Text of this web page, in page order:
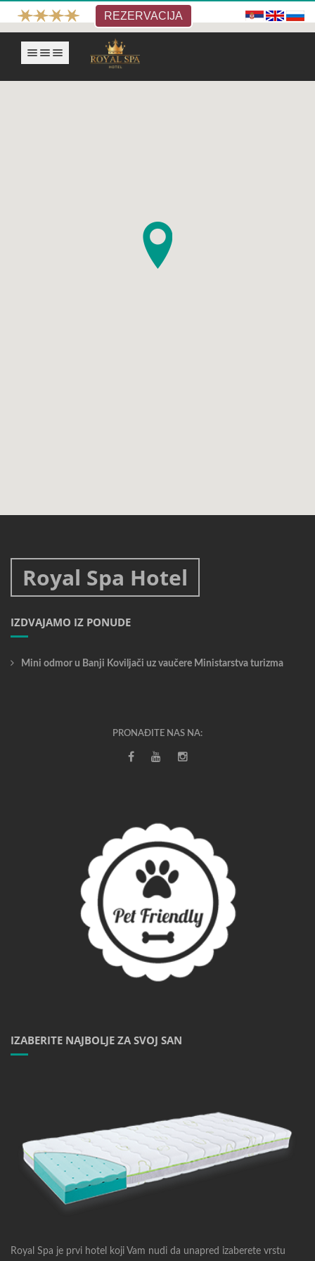
REZERVACIJA
Royal Spa Hotel
IZDVAJAMO IZ PONUDE
Mini odmor u Banji Koviljači uz vaučere Ministarstva turizma
PRONAĐITE NAS NA:
IZABERITE NAJBOLJE ZA SVOJ SAN
Royal Spa je prvi hotel koji Vam nudi da unapred izaberete vrstu